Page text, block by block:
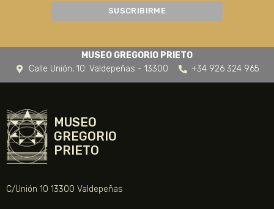
MUSEO GREGORIO PRIETO
Calle Unión, 10. Valdepeñas - 13300
+34 926 324 965
MUSEO
GREGORIO
PRIETO
C/Unión 10 13300 Valdepeñas